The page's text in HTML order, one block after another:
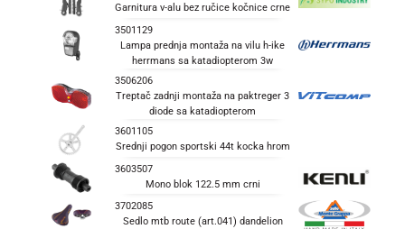
Garnitura v-alu bez ručice kočnice crne
3501129
Lampa prednja montaža na vilu h-ike
herrmans sa katadiopterom 3w
3506206
Treptač zadnji montaža na paktreger 3
diode sa katadiopterom
3601105
Srednji pogon sportski 44t kocka hrom
3603507
Mono blok 122.5 mm crni
3702085
Sedlo mtb route (art.041) dandelion